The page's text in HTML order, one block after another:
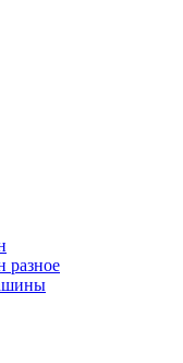
разное